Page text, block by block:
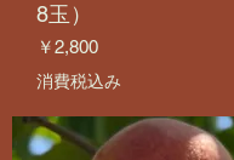
8玉）
価格
￥2,800
消費税込み